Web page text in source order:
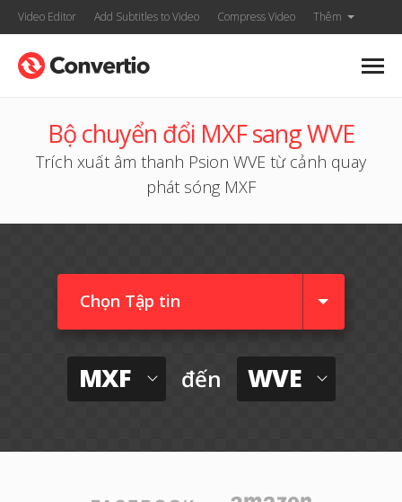
Video Editor Add Subtitles to Video Compress Video Thêm
Bộ chuyển đổi MXF sang WVE
Trích xuất âm thanh Psion WVE từ cảnh quay
phát sóng MXF
Chọn Tập tin
MXF đến WVE